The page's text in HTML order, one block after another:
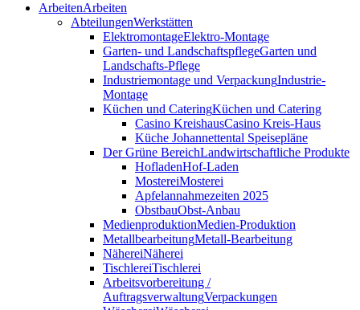
ArbeitenArbeiten
AbteilungenWerkstätten
ElektromontageElektro-Montage
Garten- und LandschaftspflegeGarten und
Landschafts-Pflege
Industriemontage und VerpackungIndustrie-
Montage
Küchen und CateringKüchen und Catering
Casino KreishausCasino Kreis-Haus
Küche Johannettental Speisepläne
Der Grüne BereichLandwirtschaftliche Produkte
HofladenHof-Laden
MostereiMosterei
Apfelannahmezeiten 2025
ObstbauObst-Anbau
MedienproduktionMedien-Produktion
MetallbearbeitungMetall-Bearbeitung
NähereiNäherei
TischlereiTischlerei
Arbeitsvorbereitung /
AuftragsverwaltungVerpackungen